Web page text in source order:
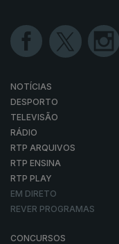
NOTÍCIAS
DESPORTO
TELEVISÃO
RÁDIO
RTP ARQUIVOS
RTP ENSINA
RTP PLAY
EM DIRETO
REVER PROGRAMAS
CONCURSOS